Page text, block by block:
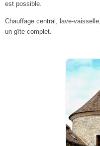
est possible.
Chauffage central, lave-
un gîte complet.